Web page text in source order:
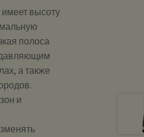
высоту
полоса
а также
и